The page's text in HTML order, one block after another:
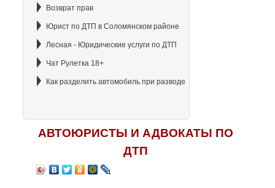
Возврат прав
Юрист по ДТП в Соломянском районе
Лесная - Юридические услуги по ДТП
Чат Рулетка 18+
Как разделить автомобиль при разводе
АВТОЮРИСТЫ И АДВОКАТЫ ПО
ДТП